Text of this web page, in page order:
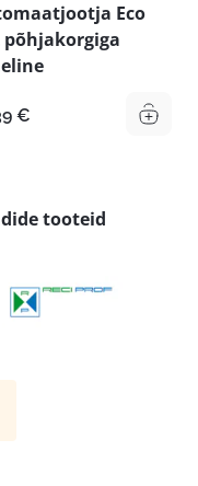
Eco
põhjakorgiga
€
tooteid